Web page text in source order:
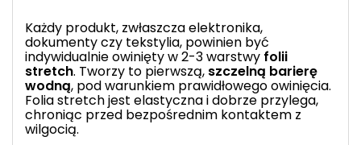
Każdy produkt, zwłaszcza elektronika,
dokumenty czy tekstylia, powinien być
indywidualnie owinięty w 2-3 warstwy folii
stretch. Tworzy to pierwszą, szczelną barierę
wodną, pod warunkiem prawidłowego owinięcia.
Folia stretch jest elastyczna i dobrze przylega,
chroniąc przed bezpośrednim kontaktem z
wilgocią.